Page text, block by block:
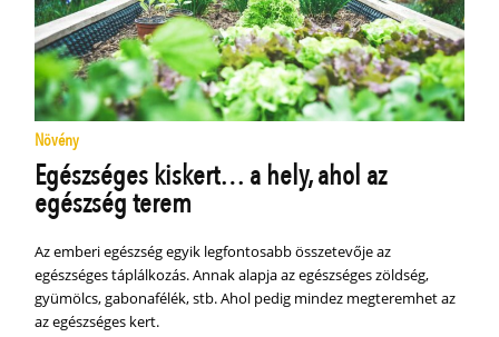
Növény
Egészséges kiskert… a hely, ahol az
egészség terem
Az emberi egészség egyik legfontosabb összetevője az
egészséges táplálkozás. Annak alapja az egészséges zöldség,
gyümölcs, gabonafélék, stb. Ahol pedig mindez megteremhet az
az egészséges kert.